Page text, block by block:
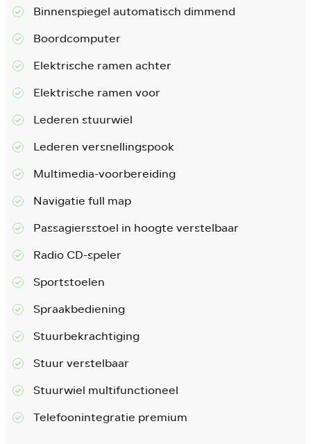
Binnenspiegel automatisch dimmend
Boordcomputer
Elektrische ramen achter
Elektrische ramen voor
Lederen stuurwiel
Lederen versnellingspook
Multimedia-voorbereiding
Navigatie full map
Passagiersstoel in hoogte verstelbaar
Radio CD-speler
Sportstoelen
Spraakbediening
Stuurbekrachtiging
Stuur verstelbaar
Stuurwiel multifunctioneel
Telefoonintegratie premium